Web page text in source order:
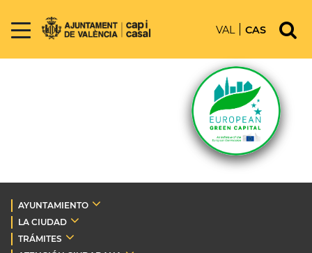
VAL CAS
AYUNTAMIENTO
LA CIUDAD
TRÁMITES